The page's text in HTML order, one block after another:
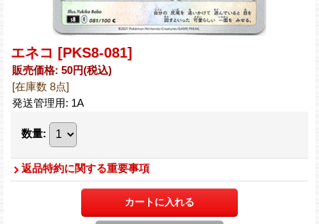
エネコ [PKS8-081]
販売価格: 50円(税込)
[在庫数 8点]
発送管理用: 1A
数量:
返品特約に関する重要事項